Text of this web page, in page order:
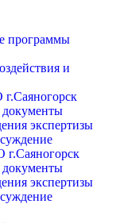
программы
и
экспертизы
г.Саяногорск
экспертизы